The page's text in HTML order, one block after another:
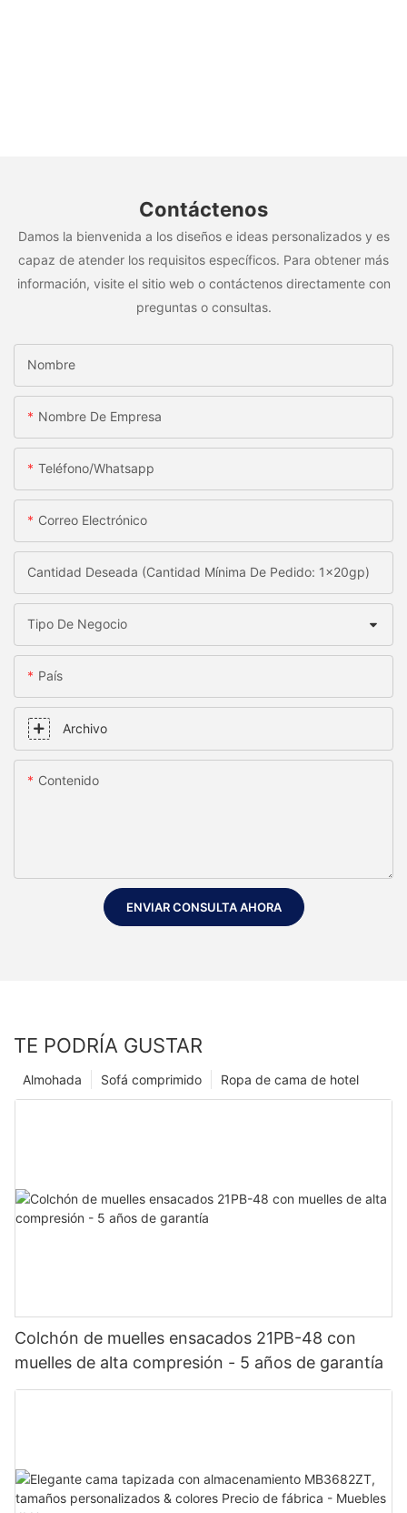
Contáctenos
Damos la bienvenida a los diseños e ideas personalizados y es
capaz de atender los requisitos específicos. Para obtener más
información, visite el sitio web o contáctenos directamente con
preguntas o consultas.
Nombre
Nombre De Empresa
Teléfono/whatsapp
Correo Electrónico
Cantidad Deseada (Cantidad Mínima De Pedido: 1x20gp)
Tipo De Negocio
País
Archivo
Contenido
ENVIAR CONSULTA AHORA
TE PODRÍA GUSTAR
Ropa de cama de hotel
Sofá comprimido
Almohada
Colchón de muelles ensacados 21PB-48 con
muelles de alta compresión - 5 años de garantía